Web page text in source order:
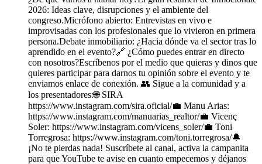
2026: Ideas clave, disrupciones y el ambiente del
congreso.Micrófono abierto: Entrevistas en vivo e
improvisadas con los profesionales que lo vivieron en primera
persona.Debate inmobiliario: ¿Hacia dónde va el sector tras lo
aprendido en el evento?🔗 ¿Cómo puedes entrar en directo
con nosotros?Escríbenos por el medio que quieras y dinos que
quieres participar para darnos tu opinión sobre el evento y te
enviamos enlace de conexión. 👥 Sigue a la comunidad y a
los presentadores:🌐 SIRA
https://www.instagram.com/sira.oficial/💼 Manu Arias:
https://www.instagram.com/manuarias_realtor/💼 Vicenç
Soler: https://www.instagram.com/vicens_soler/💼 Toni
Torregrosa: https://www.instagram.com/toni.torregrosa/🔔
¡No te pierdas nada! Suscríbete al canal, activa la campanita
para que YouTube te avise en cuanto empecemos y déjanos